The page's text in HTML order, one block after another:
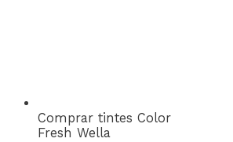
Comprar tintes Color
Fresh Wella